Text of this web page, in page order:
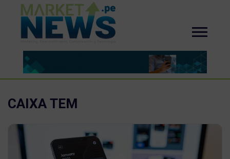
CAIXA TEM